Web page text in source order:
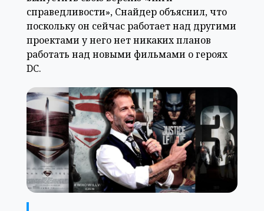
справедливости», Снайдер объяснил, что
поскольку он сейчас работает над другими
проектами у него нет никаких планов
работать над новыми фильмами о героях
DC.